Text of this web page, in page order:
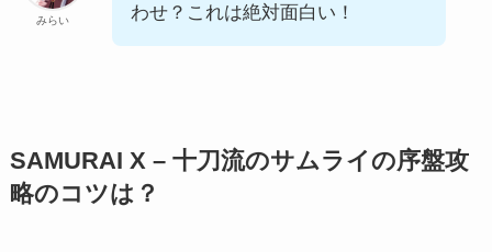
みらい
わせ？これは絶対面白い！
SAMURAI X – 十刀流のサムライの序盤攻
略のコツは？